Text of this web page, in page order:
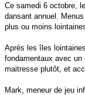
Ce samedi 6 octobre,
dansant annuel.
plus ou moins
Après les îles
fondamentaux avec
maitresse plutôt, et
Mark, meneur de jeu